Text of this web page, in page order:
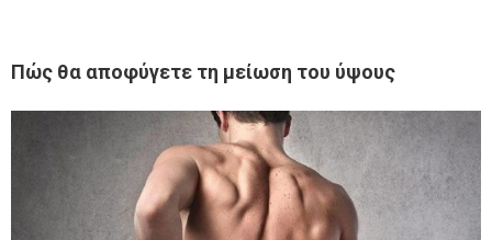
Πώς θα αποφύγετε τη μείωση του ύψους